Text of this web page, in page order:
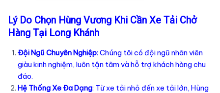
Lý Do Chọn Hùng Vương Khi Cần Xe Tải Chở
Hàng Tại Long Khánh
Đội Ngũ Chuyên Nghiệp: Chúng tôi có đội ngũ nhân viên
giàu kinh nghiệm, luôn tận tâm và hỗ trợ khách hàng chu
đáo.
Hệ Thống Xe Đa Dạng: Từ xe tải nhỏ đến xe tải lớn, Hùng